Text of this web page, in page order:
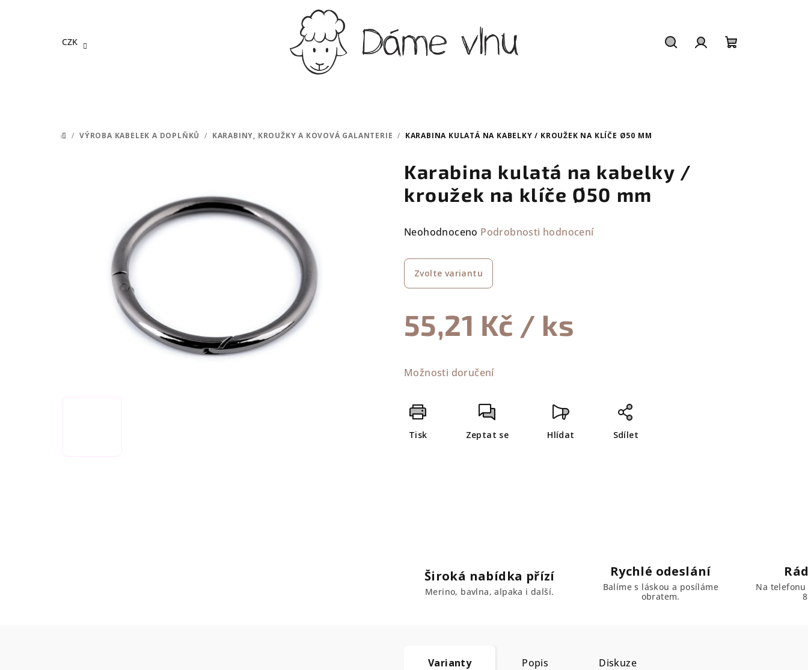
CZK
DOMŮ
/ VÝROBA KABELEK A DOPLŇKŮ / KARABINY, KROUŽKY A KOVOVÁ GALANTERIE / KARABINA KULATÁ NA KABELKY / KROUŽEK NA KLÍČE Ø50 MM
Karabina kulatá na kabelky /
kroužek na klíče Ø50 mm
Průměrné
produktu
0,0
5
hvězdiček.
Neohodnoceno Podrobnosti hodnocení
Zvolte variantu
55,21 Kč / ks
cena:
Možnosti doručení
Tisk Zeptat se Hlídat Sdílet
Široká nabídka přízí
Merino, bavlna, alpaka i další.
Rychlé odeslání
Balíme s láskou a posíláme
obratem.
Na
Varianty Popis Diskuze